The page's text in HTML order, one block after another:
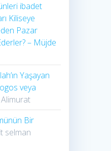
ibadet
Kiliseye
Pazar
– Müjde
Yaşayan
veya
Alimurat
Bir
selman